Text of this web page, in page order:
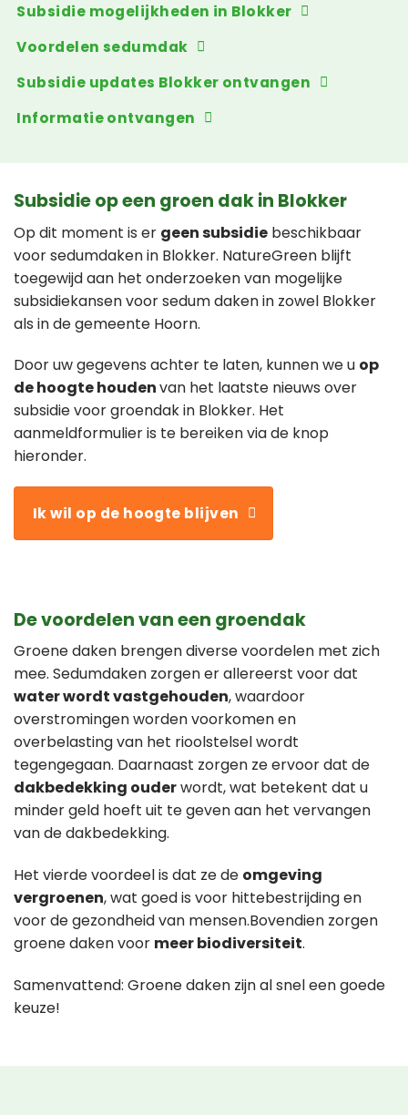
Subsidie mogelijkheden in Blokker
Voordelen sedumdak
Subsidie updates Blokker ontvangen
Informatie ontvangen
Subsidie op een groen dak in Blokker
Op dit moment is er geen subsidie beschikbaar
voor sedumdaken in Blokker. NatureGreen blijft
toegewijd aan het onderzoeken van mogelijke
subsidiekansen voor sedum daken in zowel Blokker
als in de gemeente Hoorn.
Door uw gegevens achter te laten, kunnen we u op
de hoogte houdenvan het laatste nieuws over
subsidie voor groendak in Blokker. Het
aanmeldformulier is te bereiken via de knop
hieronder.
Ik wil op de hoogte blijven
De voordelen van een groendak
Groene daken brengen diverse voordelen met zich
mee. Sedumdaken zorgen er allereerst voor dat
water wordt vastgehouden, waardoor
overstromingen worden voorkomen en
overbelasting van het rioolstelsel wordt
tegengegaan. Daarnaast zorgen ze ervoor dat de
dakbedekking ouderwordt, wat betekent dat u
minder geld hoeft uit te geven aan het vervangen
van de dakbedekking.
Het vierde voordeel is dat ze de omgeving
vergroenen, wat goed is voor hittebestrijding en
voor de gezondheid van mensen.Bovendien zorgen
groene daken voor meer biodiversiteit.
Samenvattend: Groene daken zijn al snel een goede
keuze!